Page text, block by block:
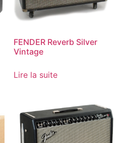
FENDER Reverb Silver
Vintage
Lire la suite